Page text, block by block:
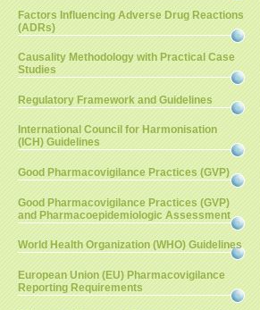
Factors Influencing Adverse Drug Reactions
(ADRs)
Causality Methodology with Practical Case
Studies
Regulatory Framework and Guidelines
International Council for Harmonisation
(ICH) Guidelines
Good Pharmacovigilance Practices (GVP)
Good Pharmacovigilance Practices (GVP)
and Pharmacoepidemiologic Assessment
World Health Organization (WHO) Guidelines
European Union (EU) Pharmacovigilance
Reporting Requirements